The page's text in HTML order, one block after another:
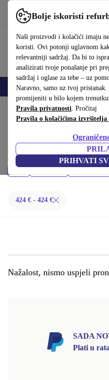
Bolje iskoristi
Naši proizvodi i kolačići imaju
koristi. Ovi potonji uglavnom
relevantniji sadržaj. Da bi to
analizirati tvoje ponašanje pri
sadržaj i oglase za tebe – uz
Naravno, samo uz tvoj pristanak.
promijeniti u bilo kojem
Pravila privatnosti. Pročitaj
Pravila o kolačićima izvršitelja
PRIHVATI
Koristi refurbed brzo i jednostavno
Elektronika Kućanstava
Početna stranica Sport Bicikli i skuteri
Kupi refurbished E-bicikli ispod
povrat. Uštedi novac i čuvaj okoliš.
424 € - 424 €
Nažalost, nismo uspjeli
SADA
Plati u